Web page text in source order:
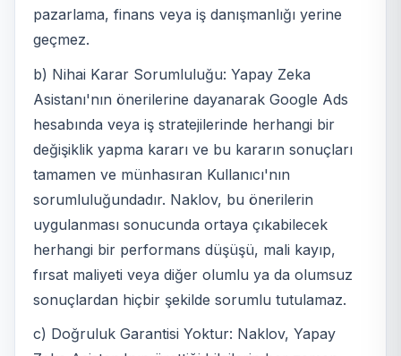
pazarlama, finans veya iş danışmanlığı yerine
geçmez.
b) Nihai Karar Sorumluluğu: Yapay Zeka
Asistanı'nın önerilerine dayanarak Google Ads
hesabında veya iş stratejilerinde herhangi bir
değişiklik yapma kararı ve bu kararın sonuçları
tamamen ve münhasıran Kullanıcı'nın
sorumluluğundadır. Naklov, bu önerilerin
uygulanması sonucunda ortaya çıkabilecek
herhangi bir performans düşüşü, mali kayıp,
fırsat maliyeti veya diğer olumlu ya da olumsuz
sonuçlardan hiçbir şekilde sorumlu tutulamaz.
c) Doğruluk Garantisi Yoktur: Naklov, Yapay